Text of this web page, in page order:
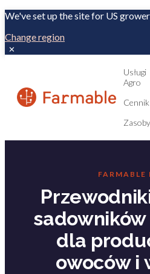
We've set up the site for US
Change region
✕
Usługi
Agro
Cennik
Zasoby
FARMABLE
dla
owoców i